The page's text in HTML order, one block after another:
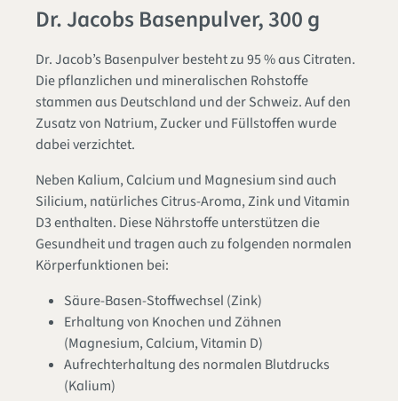
Dr. Jacobs Basenpulver, 300 g
Dr. Jacob’s Basenpulver besteht zu 95 % aus Citraten.
Die pflanzlichen und mineralischen Rohstoffe
stammen aus Deutschland und der Schweiz. Auf den
Zusatz von Natrium, Zucker und Füllstoffen wurde
dabei verzichtet.
Neben Kalium, Calcium und Magnesium sind auch
Silicium, natürliches Citrus-Aroma, Zink und Vitamin
D3 enthalten. Diese Nährstoffe unterstützen die
Gesundheit und tragen auch zu folgenden normalen
Körperfunktionen bei:
Säure-Basen-Stoffwechsel (Zink)
Erhaltung von Knochen und Zähnen
(Magnesium, Calcium, Vitamin D)
Aufrechterhaltung des normalen Blutdrucks
(Kalium)